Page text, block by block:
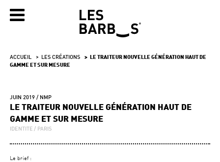
ACCUEIL LES CRÉATIONS
LE TRAITEUR NOUVELLE GÉNÉRATION HAUT DE
GAMME ET SUR MESURE
JUIN 2019 NMP
LE TRAITEUR NOUVELLE GÉNÉRATION HAUT DE
GAMME ET SUR MESURE
IDENTITE PARIS
Le brief :